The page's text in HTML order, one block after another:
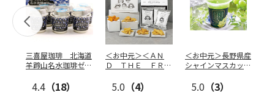
三喜屋珈琲 北海道
羊蹄山名水珈琲ゼリ
4.4 （18）
＜お中元＞＜ＡＮ
Ｄ ＴＨＥ ＦＲＩ
ト５種
…
5.0 （4）
＜お中元＞長野県産
シャインマスカット
5.0 （3）